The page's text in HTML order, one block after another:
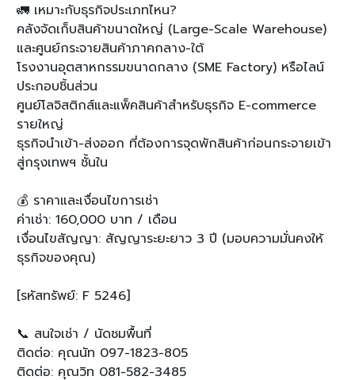
🚛 เหมาะกับธุรกิจประเภทไหน?
คลังจัดเก็บสินค้าขนาดใหญ่ (Large-Scale Warehouse)
และศูนย์กระจายสินค้าภาคกลาง-ใต้
โรงงานอุตสาหกรรมขนาดกลาง (SME Factory) หรือไลน์
ประกอบชิ้นส่วน
ศูนย์โลจิสติกส์และแพ็คสินค้าสำหรับธุรกิจ E-commerce
รายใหญ่
ธุรกิจนำเข้า-ส่งออก ที่ต้องการจุดพักสินค้าก่อนกระจายเข้า
สู่กรุงเทพฯ ชั้นใน
💰 ราคาและเงื่อนไขการเช่า
ค่าเช่า: 160,000 บาท / เดือน
เงื่อนไขสัญญา: สัญญาระยะยาว 3 ปี (มอบความมั่นคงให้
ธุรกิจของคุณ)
[รหัสทรัพย์: F 5246]
📞 สนใจเช่า / นัดชมพื้นที่
ติดต่อ: คุณนัท 097-1823-805
ติดต่อ: คุณวิท 081-582-3485